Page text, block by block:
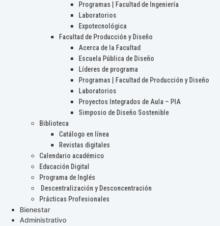
Programas | Facultad de Ingeniería
Laboratorios
Expotecnológica
Facultad de Producción y Diseño
Acerca de la Facultad
Escuela Pública de Diseño
Líderes de programa
Programas | Facultad de Producción y Diseño
Laboratorios
Proyectos Integrados de Aula – PIA
Simposio de Diseño Sostenible
Biblioteca
Catálogo en línea
Revistas digitales
Calendario académico
Educación Digital
Programa de Inglés
Descentralización y Desconcentración
Prácticas Profesionales
Bienestar
Administrativo